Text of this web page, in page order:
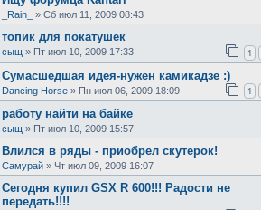
_Rain_ » Сб июл 11, 2009 08:43
топик для покатушек
сыщ » Пт июл 10, 2009 17:33 1
Сумасшедшая идея-нужен камикадзе :)
Dancing Horse » Пн июл 06, 2009 18:09 1
работу найти на байке
сыщ » Пт июл 10, 2009 15:57
Влился в ряды - приобрел скутерок!
Самурай » Чт июл 09, 2009 16:07
Сегодня купил GSX R 600!!! Радости не
передать!!!!